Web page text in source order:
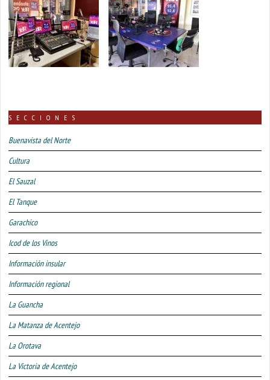
SECCIONES
Buenavista del Norte
Cultura
El Sauzal
El Tanque
Garachico
Icod de los Vinos
Información insular
Información regional
La Guancha
La Matanza de Acentejo
La Orotava
La Victoria de Acentejo